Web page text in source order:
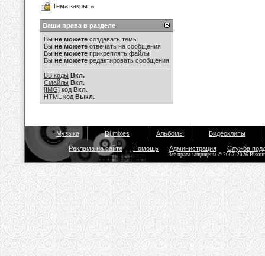
Тема закрыта
Ваши права в разделе
Вы не можете создавать темы
Вы не можете отвечать на сообщения
Вы не можете прикреплять файлы
Вы не можете редактировать сообщения
BB коды Вкл.
Смайлы Вкл.
[IMG] код Вкл.
HTML код Выкл.
Музыка Dj mixes Альбомы Видеоклипы
Реклама на сайте Помощь Администрация Служба
Все права защищены © 2007-2026